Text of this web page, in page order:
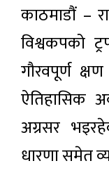
काठमाडौं –
विश्वकपको
गौरवपूर्ण
ऐतिहासिक
अग्रसर
धारणा समेत